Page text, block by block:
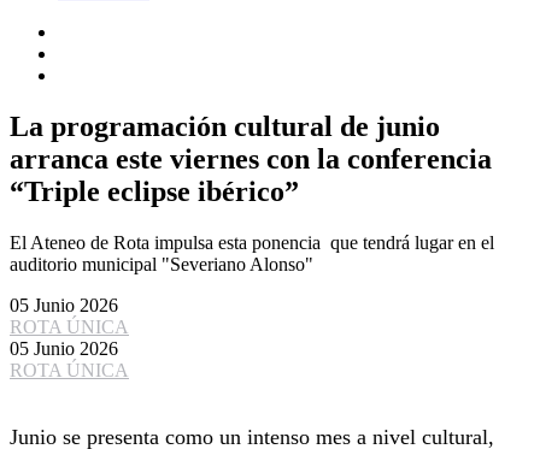
La programación cultural de junio
arranca este viernes con la conferencia
“Triple eclipse ibérico”
El Ateneo de Rota impulsa esta ponencia que tendrá lugar en el
auditorio municipal "Severiano Alonso"
05 Junio 2026
ROTA ÚNICA
05 Junio 2026
ROTA ÚNICA
Junio se presenta como un intenso mes a nivel cultural,